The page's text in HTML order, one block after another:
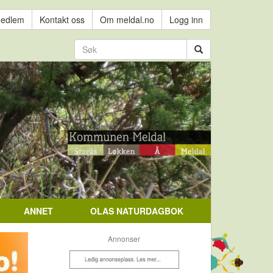
Kontakt oss Om meldal.no Logg inn
ANNET OLAS NATURDAGBOK
Annonser